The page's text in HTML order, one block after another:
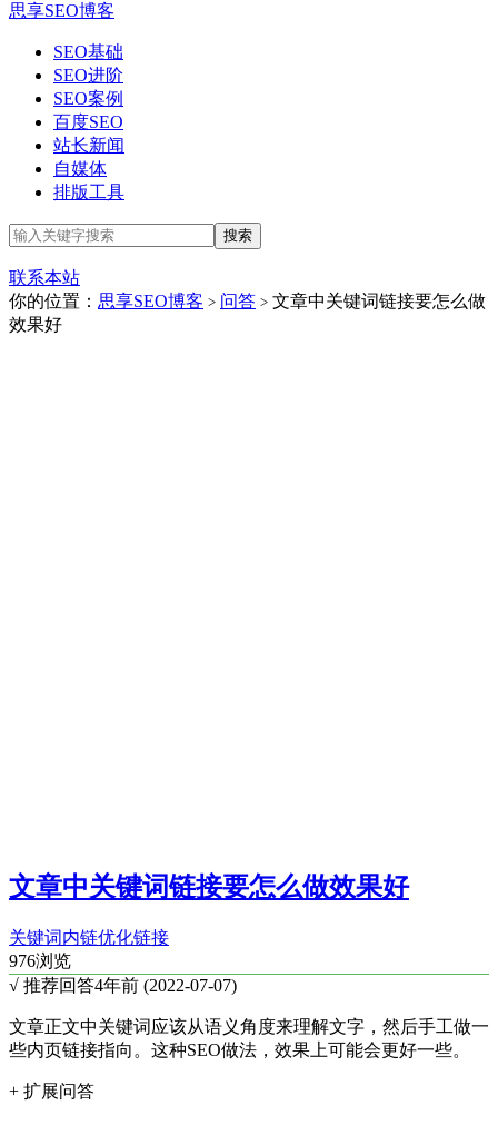
思享SEO博客
SEO基础
SEO进阶
SEO案例
百度SEO
站长新闻
自媒体
排版工具
联系本站
你的位置： 思享SEO博客 > 问答 > 文章中关键词链接要怎么做
效果好
文章中关键词链接要怎么做效果好
关键词内链优化链接
976浏览
√ 推荐回答4年前 (2022-07-07)
文章正文中关键词应该从语义角度来理解文字，然后手工做一
些内页链接指向。这种SEO做法，效果上可能会更好一些。
+ 扩展问答